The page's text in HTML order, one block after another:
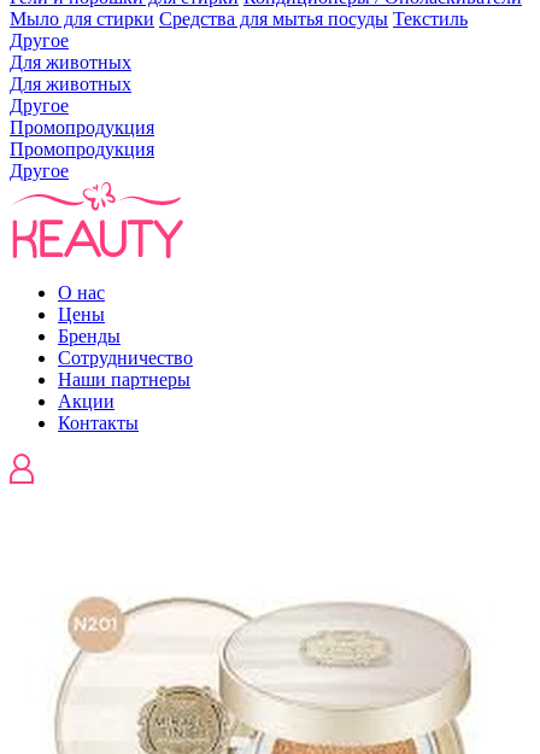
Мыло для стирки Средства для мытья посуды Текстиль
Другое
Для животных
Для животных
Другое
Промопродукция
Промопродукция
Другое
О нас
Цены
Бренды
Сотрудничество
Наши партнеры
Акции
Контакты